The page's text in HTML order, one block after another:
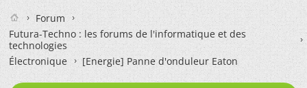
Forum
Futura-Techno : les forums de l'informatique et des
technologies
Électronique
[Energie] Panne d'onduleur Eaton